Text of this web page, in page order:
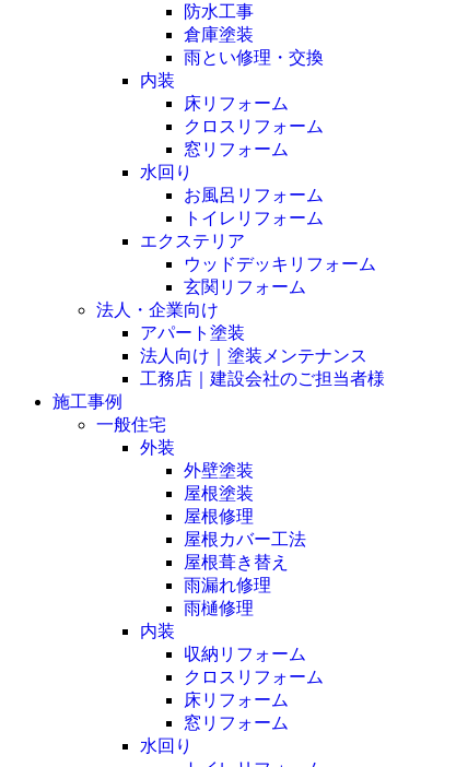
防水工事
倉庫塗装
雨とい修理・交換
内装
床リフォーム
クロスリフォーム
窓リフォーム
水回り
お風呂リフォーム
トイレリフォーム
エクステリア
ウッドデッキリフォーム
玄関リフォーム
法人・企業向け
アパート塗装
法人向け｜塗装メンテナンス
工務店｜建設会社のご担当者様
施工事例
一般住宅
外装
外壁塗装
屋根塗装
屋根修理
屋根カバー工法
屋根葺き替え
雨漏れ修理
雨樋修理
内装
収納リフォーム
クロスリフォーム
床リフォーム
窓リフォーム
水回り